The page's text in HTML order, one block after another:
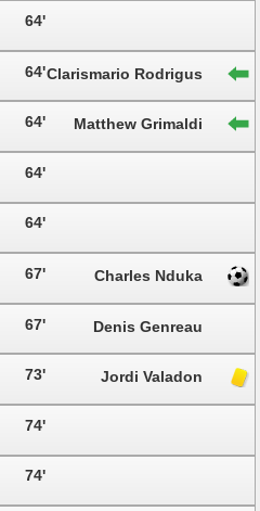
64'
Clarismario Rodrigus
64'
Matthew Grimaldi
64'
64'
64'
Charles Nduka
67'
Denis Genreau
67'
Jordi Valadon
73'
74'
74'